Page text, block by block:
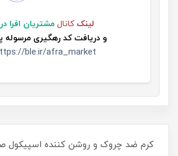
لینک کانال مشتریان افرا
و دریافت کد رهگیری
ble.ir/afra_market
کرم ضد چروک و روشن کننده اسپیکول